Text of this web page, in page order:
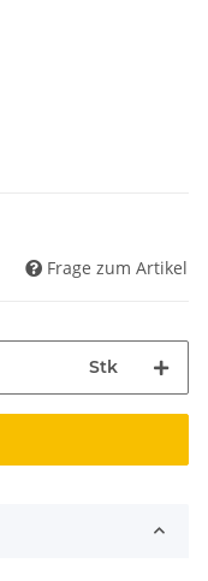
Frage zum Artikel
Stk